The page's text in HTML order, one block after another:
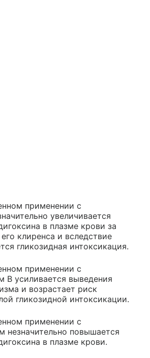
применении с
увеличивается
в плазме крови за
клиренса и вследствие
гликозидная интоксикация.
применении с
B усиливается выведения
и возрастает риск
гликозидной интоксикации.
применении с
незначительно повышается
в плазме крови.